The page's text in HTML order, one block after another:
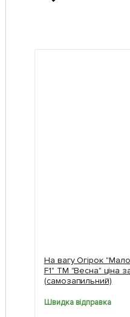
На вагу Огірок
F1" ТМ "Весна" ціна
(самозапильний)
Швидка відправка